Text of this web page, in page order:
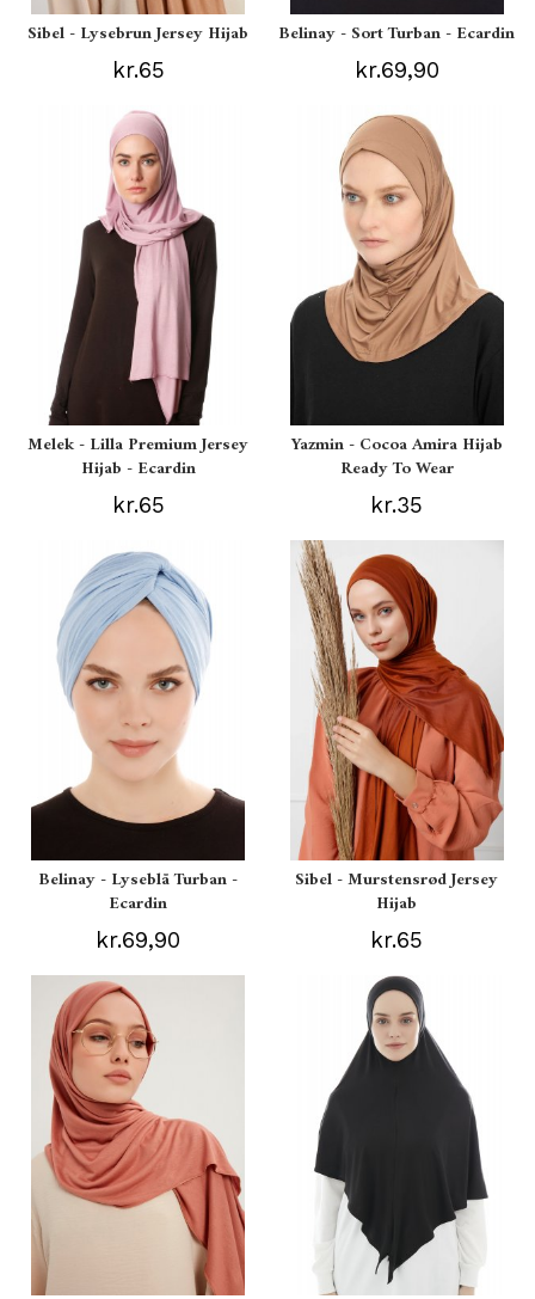
Sibel - Lysebrun Jersey Hijab
kr.65
Belinay - Sort Turban - Ecardin
kr.69,90
Melek - Lilla Premium Jersey
Hijab - Ecardin
kr.65
Yazmin - Cocoa Amira Hijab
Ready To Wear
kr.35
Belinay - Lyseblå Turban -
Ecardin
kr.69,90
Sibel - Murstensrød Jersey
Hijab
kr.65